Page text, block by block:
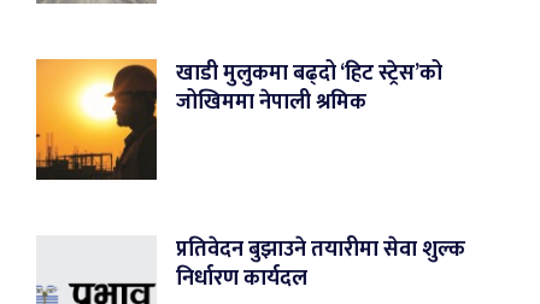
खाडी मुलुकमा बढ्दो ‘हिट स्ट्रेस’को
जोखिममा नेपाली श्रमिक
प्रतिवेदन बुझाउने तयारीमा सेवा शुल्क
निर्धारण कार्यदल